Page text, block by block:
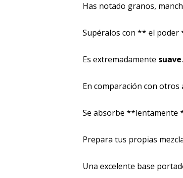
Has notado granos,
Supéralos con ** el poder
Es extremadamente suave.
En comparación con
Se absorbe **lentamente
Prepara tus propias
Una excelente base